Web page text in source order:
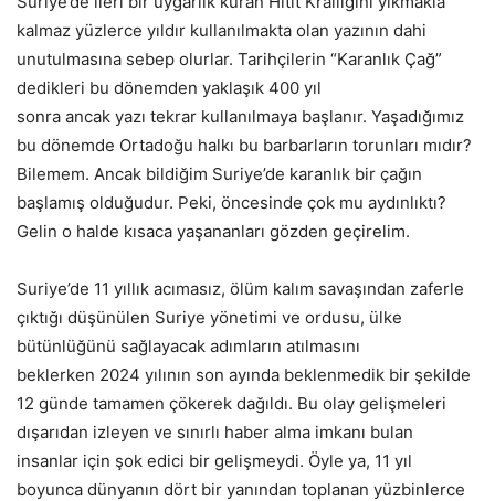
kalmaz yüzlerce yıldır kullanılmakta olan yazının dahi
unutulmasına sebep olurlar. Tarihçilerin “Karanlık Çağ”
dedikleri bu dönemden yaklaşık 400 yıl
sonra ancak yazı tekrar kullanılmaya başlanır. Yaşadığımız
bu dönemde Ortadoğu halkı bu barbarların torunları mıdır?
Bilemem. Ancak bildiğim Suriye’de karanlık bir çağın
başlamış olduğudur. Peki, öncesinde çok mu aydınlıktı?
Gelin o halde kısaca yaşananları gözden geçirelim.
Suriye’de 11 yıllık acımasız, ölüm kalım savaşından zaferle
çıktığı düşünülen Suriye yönetimi ve ordusu, ülke
bütünlüğünü sağlayacak adımların atılmasını
beklerken 2024 yılının son ayında beklenmedik bir şekilde
12 günde tamamen çökerek dağıldı. Bu olay gelişmeleri
dışarıdan izleyen ve sınırlı haber alma imkanı bulan
insanlar için şok edici bir gelişmeydi. Öyle ya, 11 yıl
boyunca dünyanın dört bir yanından toplanan yüzbinlerce